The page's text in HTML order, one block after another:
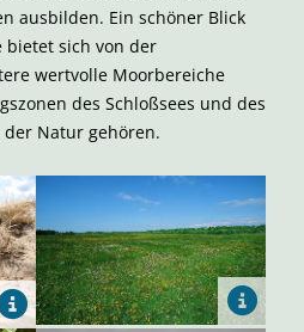
ausbilden. Ein schöner Blick
bietet sich von der
wertvolle Moorbereiche
des Schloßsees und des
der Natur gehören.